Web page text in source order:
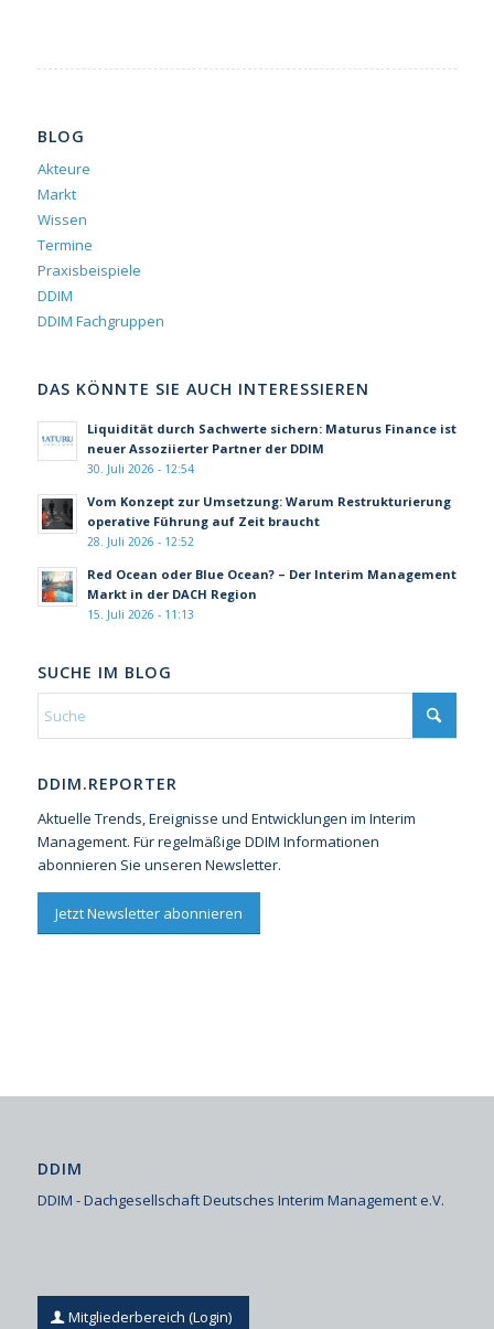
BLOG
Akteure
Markt
Wissen
Termine
Praxisbeispiele
DDIM
DDIM Fachgruppen
DAS KÖNNTE SIE AUCH INTERESSIEREN
Liquidität durch Sachwerte sichern: Maturus Finance ist
neuer Assoziierter Partner der DDIM
30. Juli 2026 - 12:54
Vom Konzept zur Umsetzung: Warum Restrukturierung
operative Führung auf Zeit braucht
28. Juli 2026 - 12:52
Red Ocean oder Blue Ocean? – Der Interim Management
Markt in der DACH Region
15. Juli 2026 - 11:13
SUCHE IM BLOG
DDIM.REPORTER
Aktuelle Trends, Ereignisse und Entwicklungen im Interim
Management. Für regelmäßige DDIM Informationen
abonnieren Sie unseren Newsletter.
Jetzt Newsletter abonnieren
DDIM
DDIM - Dachgesellschaft Deutsches Interim Management e.V.
Mitgliederbereich (Login)